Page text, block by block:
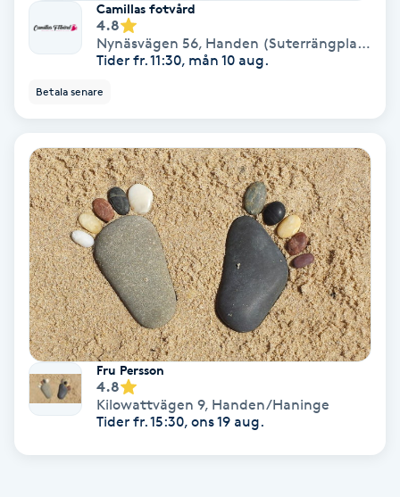
Gua Sha-massage
Headspa
Healing
Herrklippning
HIFU
Hollywood Peel
Hot Stone Massage
Hot yoga
Camillas fotvård
4.8
Nynäsvägen 56, Handen (Suterrängplan mot Rudan )
Tider fr. 11:30, mån 10 aug.
Betala senare
Fru Persson
4.8
Kilowattvägen 9, Handen/Haninge
Tider fr. 15:30, ons 19 aug.